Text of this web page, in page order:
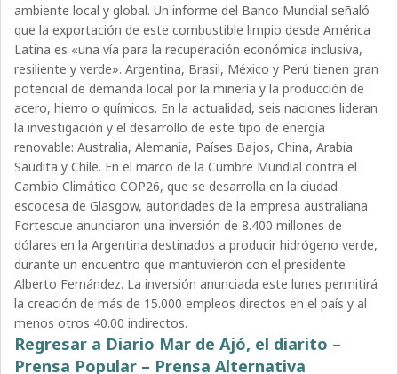
ambiente local y global. Un informe del Banco Mundial señaló
que la exportación de este combustible limpio desde América
Latina es «una vía para la recuperación económica inclusiva,
resiliente y verde». Argentina, Brasil, México y Perú tienen gran
potencial de demanda local por la minería y la producción de
acero, hierro o químicos. En la actualidad, seis naciones lideran
la investigación y el desarrollo de este tipo de energía
renovable: Australia, Alemania, Países Bajos, China, Arabia
Saudita y Chile. En el marco de la Cumbre Mundial contra el
Cambio Climático COP26, que se desarrolla en la ciudad
escocesa de Glasgow, autoridades de la empresa australiana
Fortescue anunciaron una inversión de 8.400 millones de
dólares en la Argentina destinados a producir hidrógeno verde,
durante un encuentro que mantuvieron con el presidente
Alberto Fernández. La inversión anunciada este lunes permitirá
la creación de más de 15.000 empleos directos en el país y al
menos otros 40.00 indirectos.
Regresar a Diario Mar de Ajó, el diarito –
Prensa Popular – Prensa Alternativa